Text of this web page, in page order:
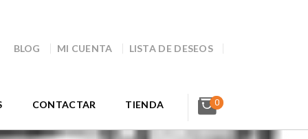
BLOG MI CUENTA LISTA DE DESEOS
CONTACTAR TIENDA 0